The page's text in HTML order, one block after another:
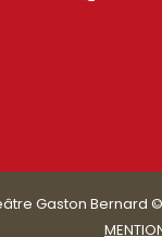
Gaston Bernard